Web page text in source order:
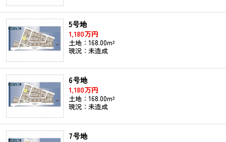
5号地
1,180万円
土地：168.00m²
現況：未造成
6号地
1,180万円
土地：168.00m²
現況：未造成
7号地